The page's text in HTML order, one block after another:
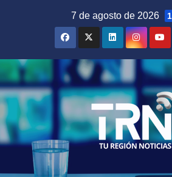
7 de agosto de 2026